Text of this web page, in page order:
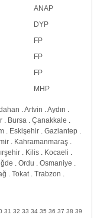
ANAP
DYP
FP
FP
FP
MHP
.Artvin .Aydın .
. Bursa . Çanakkale .
. Eskişehir . Gaziantep .
. Kahramanmaraş .
. Kilis . Kocaeli .
. Ordu . Osmaniye .
. Tokat. Trabzon .
31 32 33 34 35 36 37 38 39